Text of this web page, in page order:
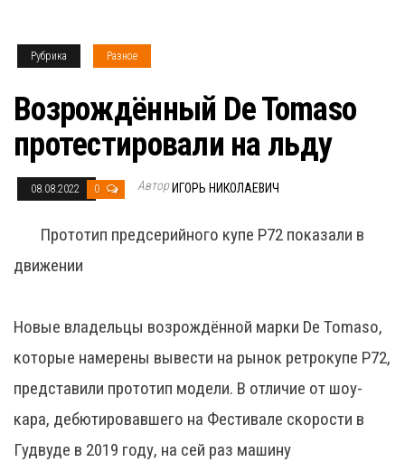
Рубрика Разное
Возрождённый De Tomaso
протестировали на льду
08.08.2022 0 Автор ИГОРЬ НИКОЛАЕВИЧ
Прототип предсерийного купе P72 показали в
движении
Новые владельцы возрождённой марки De Tomaso,
которые намерены вывести на рынок ретрокупе P72,
представили прототип модели. В отличие от шоу-
кара, дебютировавшего на Фестивале скорости в
Гудвуде в 2019 году, на сей раз машину